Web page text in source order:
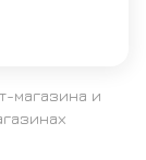
магазина и